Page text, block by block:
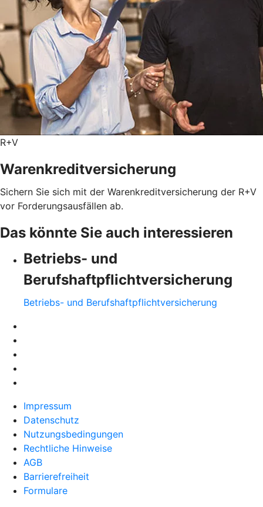
R+V
Warenkreditversicherung
Sichern Sie sich mit der Warenkreditversicherung der R+V
vor Forderungsausfällen ab.
Das könnte Sie auch interessieren
Betriebs- und
Berufshaftpflichtversicherung
Betriebs- und Berufshaftpflichtversicherung
Impressum
Datenschutz
Nutzungsbedingungen
Rechtliche Hinweise
AGB
Barrierefreiheit
Formulare